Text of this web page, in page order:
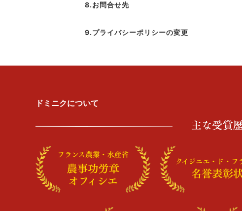
8.お問合せ先
9.プライバシーポリシーの変更
ドミニクについて